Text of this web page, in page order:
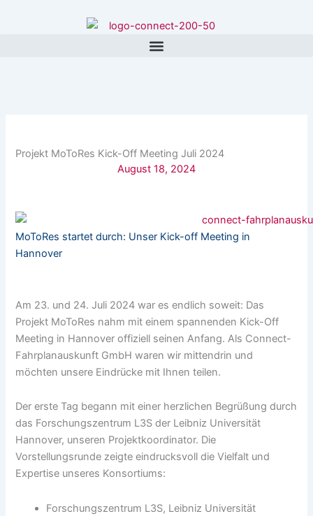
Projekt MoToRes Kick-Off Meeting Juli 2024
August 18, 2024
MoToRes startet durch: Unser Kick-off Meeting in
Hannover
Am 23. und 24. Juli 2024 war es endlich soweit: Das
Projekt MoToRes nahm mit einem spannenden Kick-Off
Meeting in Hannover offiziell seinen Anfang. Als Connect-
Fahrplanauskunft GmbH waren wir mittendrin und
möchten unsere Eindrücke mit Ihnen teilen.
Der erste Tag begann mit einer herzlichen Begrüßung durch
das Forschungszentrum L3S der Leibniz Universität
Hannover, unseren Projektkoordinator. Die
Vorstellungsrunde zeigte eindrucksvoll die Vielfalt und
Expertise unseres Konsortiums:
Forschungszentrum L3S, Leibniz Universität